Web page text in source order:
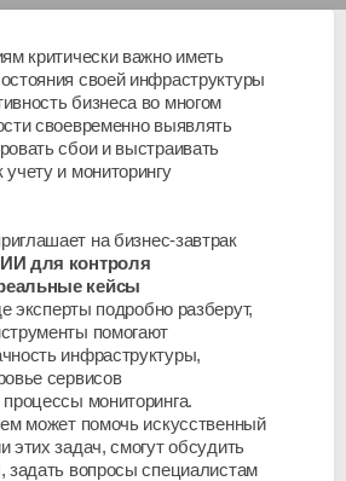
критически важно иметь
своей инфраструктуры
бизнеса во многом
своевременно выявлять
сбои и выстраивать
и мониторингу
на бизнес-завтрак
для контроля
кейсы
эксперты подробно разберут,
помогают
инфраструктуры,
сервисов
мониторинга.
может помочь искусственный
этих задач, смогут обсудить
задать вопросы специалистам